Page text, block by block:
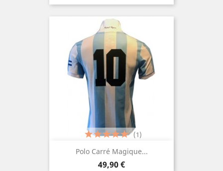
Polo Carré Magique...
Prezzo
49,90 €
(1)